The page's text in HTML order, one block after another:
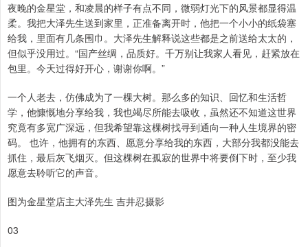
夜晚的金星堂，和凌晨的样子有点不同，微弱灯光下的风景都显得温
柔。我把大泽先生送到家里，正准备离开时，他把一个小小的纸袋塞
给我，里面有几条围巾。大泽先生解释说这些都是之前送给太太的，
但似乎没用过。“国产丝绸，品质好。千万别让我家人看见，赶紧放在
包里。今天过得好开心，谢谢你啊。”
一个人老去，仿佛成为了一棵大树。那么多的知识、回忆和生活哲
学，他慷慨地分享给我，我也竭尽所能去吸收，虽然还不知道这世界
究竟有多宽广深远，但我希望靠这棵树找寻到通向一种人生境界的密
码。 也许，他拥有的东西、愿意分享给我的东西，大部分我都没能去
抓住，最后灰飞烟灭。但这棵树在孤寂的世界中将要倒下时，至少我
愿意去聆听它的声音。
图为金星堂店主大泽先生 吉井忍摄影
03